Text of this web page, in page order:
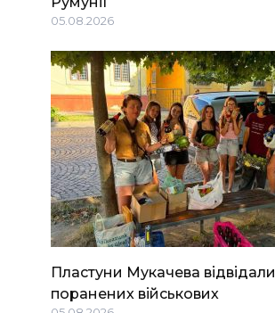
05.08.2026
Пластуни Мукачева відвідали
поранених військових